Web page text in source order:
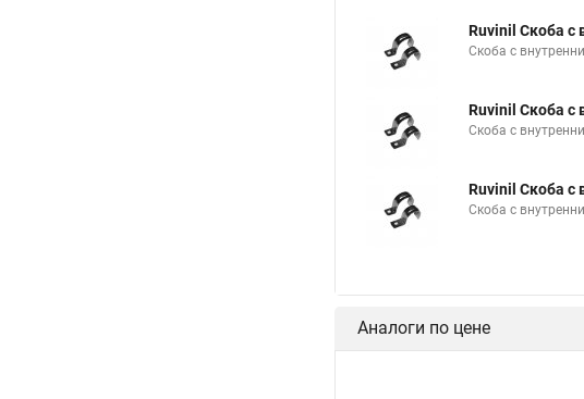
Ruvinil Скоба
Скоба с
Ruvinil Скоба
Скоба с
Ruvinil Скоба
Скоба с
Аналоги по цене